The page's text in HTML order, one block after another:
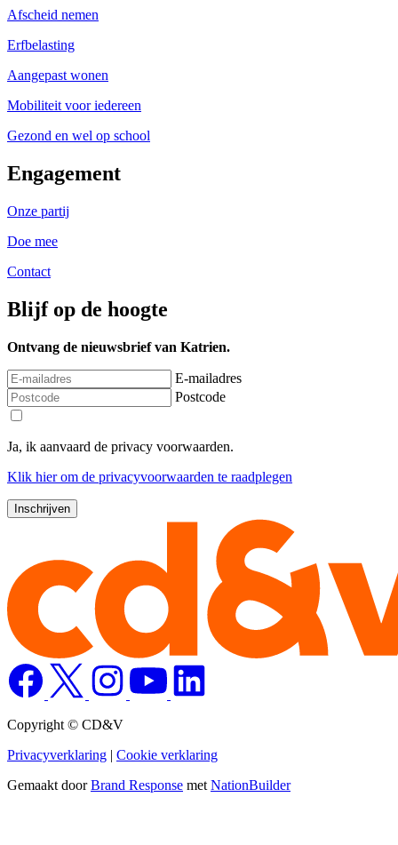
Afscheid nemen
Erfbelasting
Aangepast wonen
Mobiliteit voor iedereen
Gezond en wel op school
Engagement
Onze partij
Doe mee
Contact
Blijf op de hoogte
Ontvang de nieuwsbrief van Katrien.
E-mailadres
Postcode
Ja, ik aanvaard de privacy voorwaarden.
Klik hierom de privacyvoorwaarden te raadplegen
Copyright © CD&V
Privacyverklaring | Cookie verklaring
Gemaakt doorBrand Response met NationBuilder